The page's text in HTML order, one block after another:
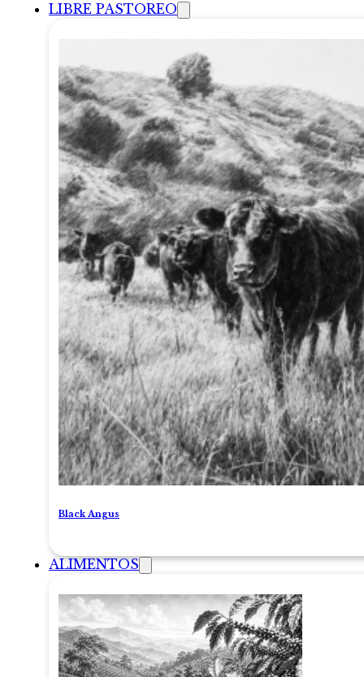
LIBRE PASTOREO
Black Angus
ALIMENTOS